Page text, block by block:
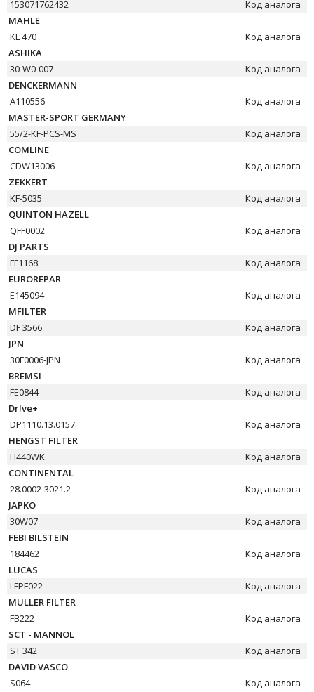
153071762432
Код аналога
MAHLE
KL 470
Код аналога
ASHIKA
30-W0-007
Код аналога
DENCKERMANN
A110556
Код аналога
MASTER-SPORT GERMANY
55/2-KF-PCS-MS
Код аналога
COMLINE
CDW13006
Код аналога
ZEKKERT
KF-5035
Код аналога
QUINTON HAZELL
QFF0002
Код аналога
DJ PARTS
FF1168
Код аналога
EUROREPAR
E145094
Код аналога
MFILTER
DF 3566
Код аналога
JPN
30F0006-JPN
Код аналога
BREMSI
FE0844
Код аналога
Dr!ve+
DP1110.13.0157
Код аналога
HENGST FILTER
H440WK
Код аналога
CONTINENTAL
28.0002-3021.2
Код аналога
JAPKO
30W07
Код аналога
FEBI BILSTEIN
184462
Код аналога
LUCAS
LFPF022
Код аналога
MULLER FILTER
FB222
Код аналога
SCT - MANNOL
ST 342
Код аналога
DAVID VASCO
S064
Код аналога